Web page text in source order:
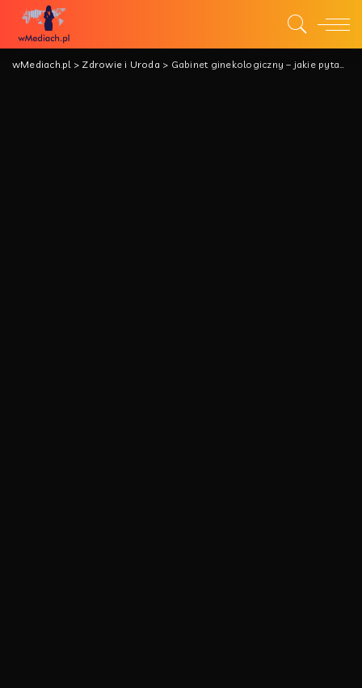
wMediach.pl> Zdrowie i Uroda > Gabinet ginekologiczny – jakie pytania zadać lekarzowi?